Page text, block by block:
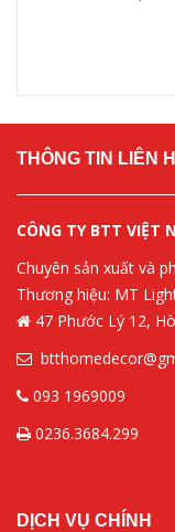
THÔNG TIN LIÊN
CÔNG TY BTT VIỆT
Chuyên sản xuất và
Thương hiệu: MT
47 Phước Lý 12,
093 1969009
0236.3684.299
DỊCH VỤ CHÍNH